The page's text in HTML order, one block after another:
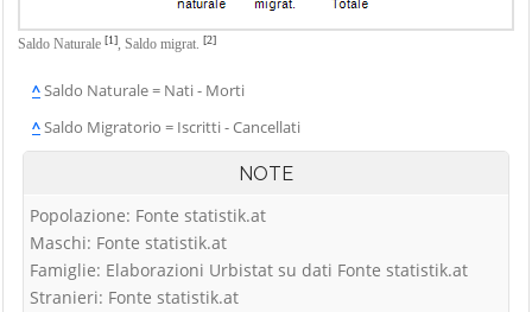
Saldo Naturale [1], Saldo migrat. [2]
^Saldo Naturale = Nati - Morti
^Saldo Migratorio = Iscritti - Cancellati
NOTE
Popolazione: Fonte statistik.at
Maschi: Fonte statistik.at
Famiglie: Elaborazioni Urbistat su dati Fonte statistik.at
Stranieri: Fonte statistik.at